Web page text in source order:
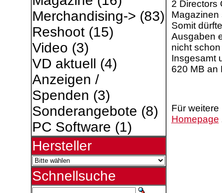
Merchandising-> (83)
Reshoot(15)
Video (3)
VD aktuell (4)
Anzeigen /
Spenden (3)
Sonderangebote (8)
PC Software (1)
Hersteller
Schnellsuche
2 Directors
Magazinen
Somit
Ausgaben
nicht schon
Insgesamt
620 MB an
Für
Homepage